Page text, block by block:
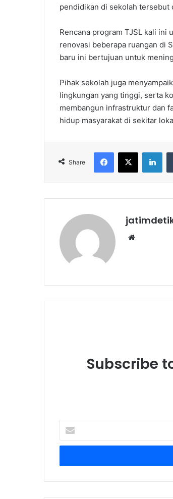
pendidikan di sekolah tersebut
Rencana program TJSL kali ini
renovasi beberapa ruangan di
baru ini bertujuan untuk
Pihak sekolah juga
lingkungan yang tinggi, serta
membangun infrastruktur dan
hidup masyarakat di sekitar
Share
Facebook
X
Subscribe
your
Email